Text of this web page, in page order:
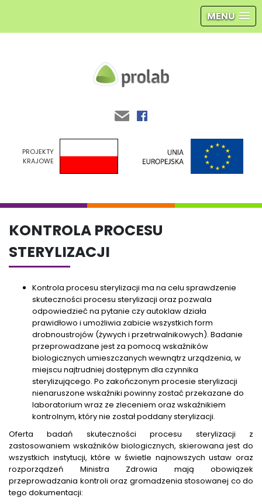
MENU
Prolab
PROJEKTY
KRAJOWE
KONTROLA PROCESU
STERYLIZACJI
Kontrola procesu sterylizacji ma na celu sprawdzenie
skuteczności procesu sterylizacji oraz pozwala
odpowiedzieć na pytanie czy autoklaw działa
prawidłowo i umożliwia zabicie wszystkich form
drobnoustrojów (żywych i przetrwalnikowych). Badanie
przeprowadzane jest za pomocą wskaźników
biologicznych umieszczanych wewnątrz urządzenia, w
miejscu najtrudniej dostępnym dla czynnika
sterylizującego. Po zakończonym procesie sterylizacji
nienaruszone wskaźniki powinny zostać przekazane do
laboratorium wraz ze zleceniem oraz wskaźnikiem
kontrolnym, który nie został poddany sterylizacji.
Oferta badań skuteczności procesu sterylizacji z
zastosowaniem wskaźników biologicznych, skierowana jest do
wszystkich instytucji, które w świetle najnowszych ustaw oraz
rozporządzeń Ministra Zdrowia mają obowiązek
przeprowadzania kontroli oraz gromadzenia stosowanej co do
tego dokumentacji: